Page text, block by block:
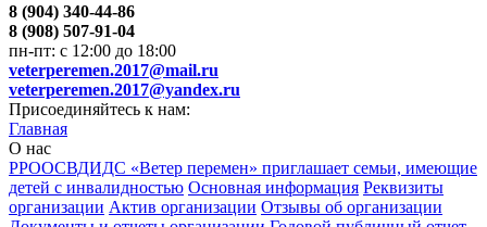
8 (904) 340-44-86
8 (908) 507-91-04
пн-пт: с 12:00 до 18:00
veterperemen.2017@mail.ru
veterperemen.2017@yandex.ru
Присоединяйтесь к нам:
Главная
О нас
РРООСВДИДС «Ветер перемен» приглашает семьи, имеющие
детей с инвалидностью Основная информация Реквизиты
организации Актив организации Отзывы об организации